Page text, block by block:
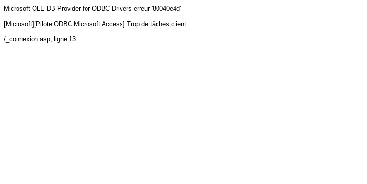
Microsoft OLE DB Provider for ODBC Drivers erreur '80040e4d'
[Microsoft][Pilote ODBC Microsoft Access] Trop de tâches client.
/_connexion.asp, ligne 13